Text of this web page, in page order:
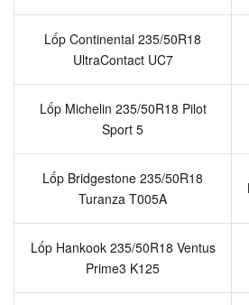
Lốp Continental 235/50R18
UltraContact UC7
Lốp Michelin 235/50R18 Pilot
Sport 5
Lốp Bridgestone 235/50R18
Turanza T005A
Lốp Hankook 235/50R18 Ventus
Prime3 K125